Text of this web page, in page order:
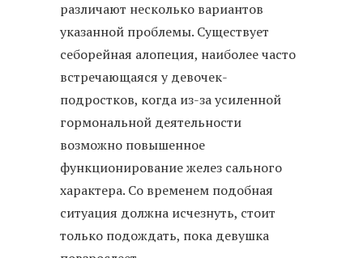
различают несколько вариантов
указанной проблемы. Существует
себорейная алопеция, наиболее часто
встречающаяся у девочек-
подростков, когда из-за усиленной
гормональной деятельности
возможно повышенное
функционирование желез сального
характера. Со временем подобная
ситуация должна исчезнуть, стоит
только подождать, пока девушка